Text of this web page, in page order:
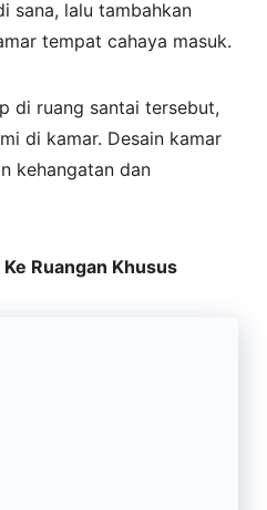
sana, lalu tambahkan
tempat cahaya masuk.
di ruang santai tersebut,
di kamar. Desain kamar
kehangatan dan
Ruangan Khusus